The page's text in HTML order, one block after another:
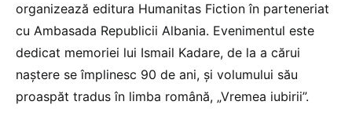
organizează editura Humanitas Fiction în parteneriat
cu Ambasada Republicii Albania. Evenimentul este
dedicat memoriei lui Ismail Kadare, de la a cărui
naștere se împlinesc 90 de ani, și volumului său
proaspăt tradus în limba română, „Vremea iubirii”.